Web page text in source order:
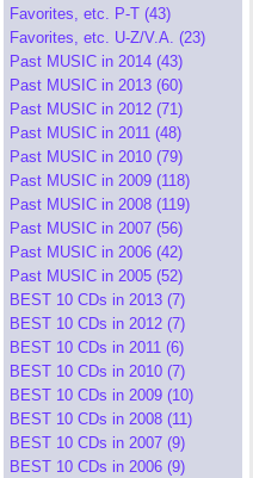
Favorites, etc. P-T (43)
Favorites, etc. U-Z/V.A. (23)
Past MUSIC in 2014 (43)
Past MUSIC in 2013 (60)
Past MUSIC in 2012 (71)
Past MUSIC in 2011 (48)
Past MUSIC in 2010 (79)
Past MUSIC in 2009 (118)
Past MUSIC in 2008 (119)
Past MUSIC in 2007 (56)
Past MUSIC in 2006 (42)
Past MUSIC in 2005 (52)
BEST 10 CDs in 2013 (7)
BEST 10 CDs in 2012 (7)
BEST 10 CDs in 2011 (6)
BEST 10 CDs in 2010 (7)
BEST 10 CDs in 2009 (10)
BEST 10 CDs in 2008 (11)
BEST 10 CDs in 2007 (9)
BEST 10 CDs in 2006 (9)